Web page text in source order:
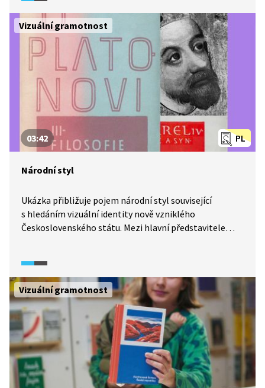
Vizuální gramotnost
PL
03:42
Národní styl
Ukázka přibližuje pojem národní styl související
s hledáním vizuální identity nově vzniklého
Československého státu. Mezi hlavní představitele
oblastech vizuální komunikace doma, ale i v zahraničí.
Vystupuje zde typografka a autorka Bendovy
monografie písmomalířka Petra Dočekalová a tvůrce
písma Tomáš Brousil. Podíváme se také na to, co vědí
obyvatelé města Naarden o Janu Amosi Komenském.
A jak to spolu souvisí?
Vizuální gramotnost